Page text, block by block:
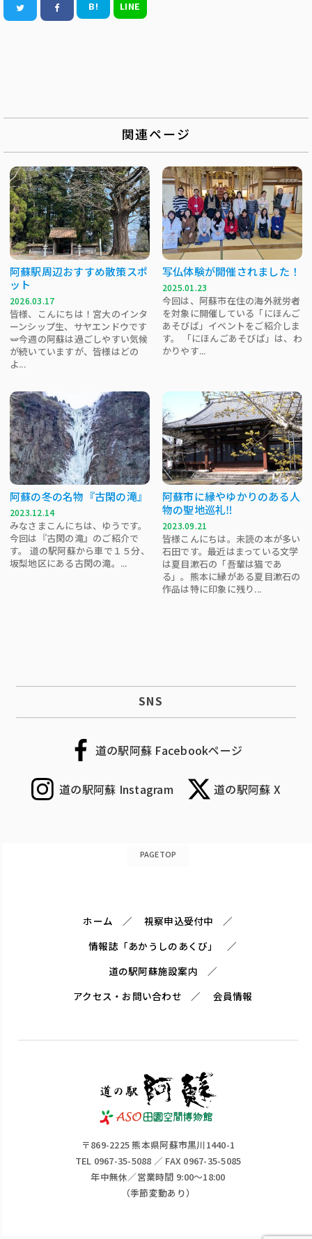
B! LINE
関連ページ
阿蘇駅周辺おすすめ散策スポ
ット
2026.03.17
皆様、こんにちは！宮大のインタ
ーンシップ生、サヤエンドウです
🫛今週の阿蘇は過ごしやすい気候
が続いていますが、皆様はどの
よ...
写仏体験が開催されました！
2025.01.23
今回は、阿蘇市在住の海外就労者
を対象に開催している「にほんご
あそびば」イベントをご紹介しま
す。 「にほんごあそびば」は、わ
かりやす...
阿蘇の冬の名物『古閑の滝』
2023.12.14
みなさまこんにちは、ゆうです。
今回は『古閑の滝』のご紹介で
す。 道の駅阿蘇から車で１５分、
坂梨地区にある古閑の滝。...
阿蘇市に縁やゆかりのある人
物の聖地巡礼‼
2023.09.21
皆様こんにちは。未読の本が多い
石田です。最近はまっている文学
は夏目漱石の「吾輩は猫であ
る」。熊本に縁がある夏目漱石の
作品は特に印象に残り...
SNS
道の駅阿蘇 Facebookページ
道の駅阿蘇 Instagram 道の駅阿蘇 X
PAGETOP
ホーム
視察申込受付中
情報誌「あかうしのあくび」
道の駅阿蘇施設案内
アクセス・お問い合わせ
会員情報
〒869-2225 熊本県阿蘇市黒川1440-1
TEL 0967-35-5088 ／ FAX 0967-35-5085
年中無休／営業時間 9:00～18:00
（季節変動あり）